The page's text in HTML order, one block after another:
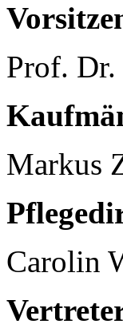
Prof.
Markus
Carolin